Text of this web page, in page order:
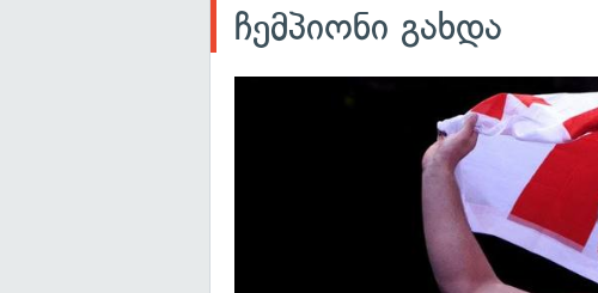
ჩემპიონი გახდა